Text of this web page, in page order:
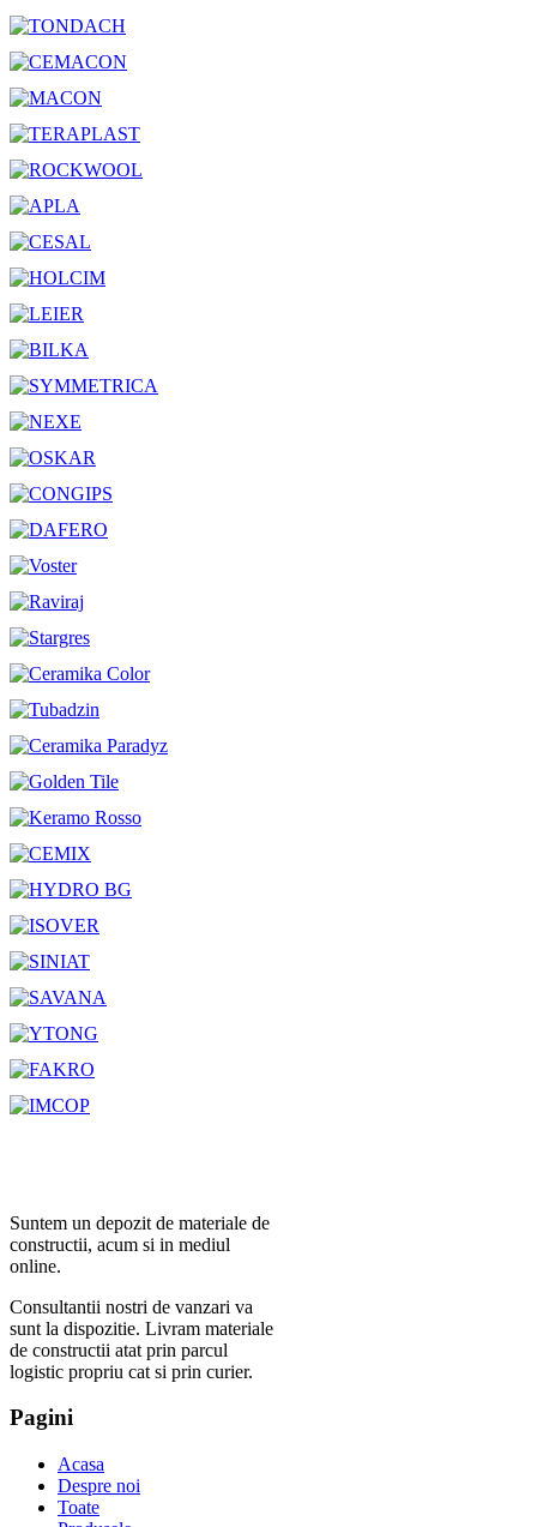
Suntem un depozit de materiale de
constructii, acum si in mediul
online.
Consultantii nostri de vanzari va
sunt la dispozitie. Livram materiale
de constructii atat prin parcul
logistic propriu cat si prin curier.
Pagini
Acasa
Despre noi
Toate